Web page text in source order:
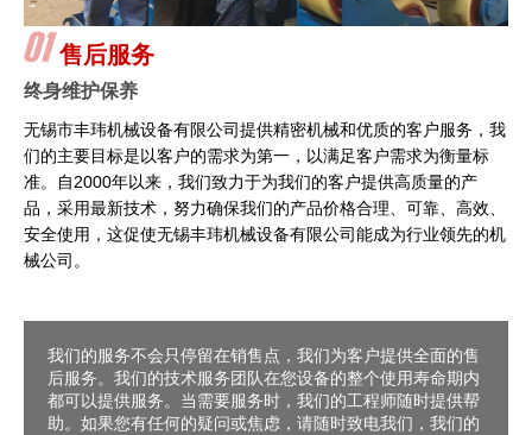
售后服务
终身维护保养
无锡市丰玮机械设备有限公司提供精密机械和优质的客户服务，我
们的主要目标是以客户的需求为第一，以满足客户需求为衡量标
准。自2000年以来，我们致力于为我们的客户提供高质量的产
品，采用最新技术，努力确保我们的产品价格合理、可靠、高效、
安全使用，这促使无锡丰玮机械设备有限公司能成为行业领先的机
械公司。
我们的服务不会只停留在销售点，我们为客户提供全面的售
后服务。我们的技术服务团队在您设备的整个使用寿命期内
都可以提供服务。当需要服务时，我们的工程师随时提供帮
助。如果您有任何的疑问或焦虑，请随时致电我们，我们的